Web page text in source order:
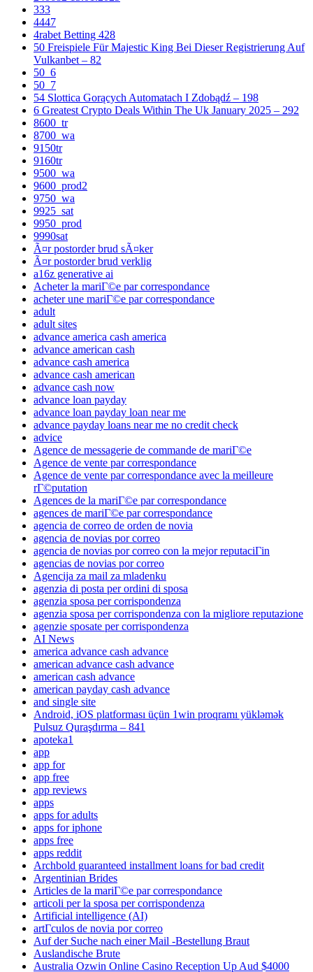
333
4447
4rabet Betting 428
50 Freispiele Für Majestic King Bei Dieser Registrierung Auf
Vulkanbet – 82
50_6
50_7
54 Slottica Gorących Automatach I Zdobądź – 198
6 Greatest Crypto Deals Within The Uk January 2025 – 292
8600_tr
8700_wa
9150tr
9160tr
9500_wa
9600_prod2
9750_wa
9925_sat
9950_prod
9990sat
Ã¤r postorder brud sÃ¤ker
Ã¤r postorder brud verklig
a16z generative ai
Acheter la mariГ©e par correspondance
acheter une mariГ©e par correspondance
adult
adult sites
advance america cash america
advance american cash
advance cash america
advance cash american
advance cash now
advance loan payday
advance loan payday loan near me
advance payday loans near me no credit check
advice
Agence de messagerie de commande de mariГ©e
Agence de vente par correspondance
Agence de vente par correspondance avec la meilleure
rГ©putation
Agences de la mariГ©e par correspondance
agences de mariГ©e par correspondance
agencia de correo de orden de novia
agencia de novias por correo
agencia de novias por correo con la mejor reputaciГіn
agencias de novias por correo
Agencija za mail za mladenku
agenzia di posta per ordini di sposa
agenzia sposa per corrispondenza
agenzia sposa per corrispondenza con la migliore reputazione
agenzie sposate per corrispondenza
AI News
america advance cash advance
american advance cash advance
american cash advance
american payday cash advance
and single site
Android, iOS platforması üçün 1win proqramı yükləmək
Pulsuz Quraşdırma – 841
apoteka1
app
app for
app free
app reviews
apps
apps for adults
apps for iphone
apps free
apps reddit
Archbold guaranteed installment loans for bad credit
Argentinian Brides
Articles de la mariГ©e par correspondance
articoli per la sposa per corrispondenza
Artificial intelligence (AI)
artГ­culos de novia por correo
Auf der Suche nach einer Mail -Bestellung Braut
Auslandische Brute
Australia Ozwin Online Casino Reception Up Aud $4000